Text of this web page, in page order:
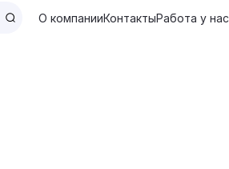
О компанииКонтактыРабота у нас